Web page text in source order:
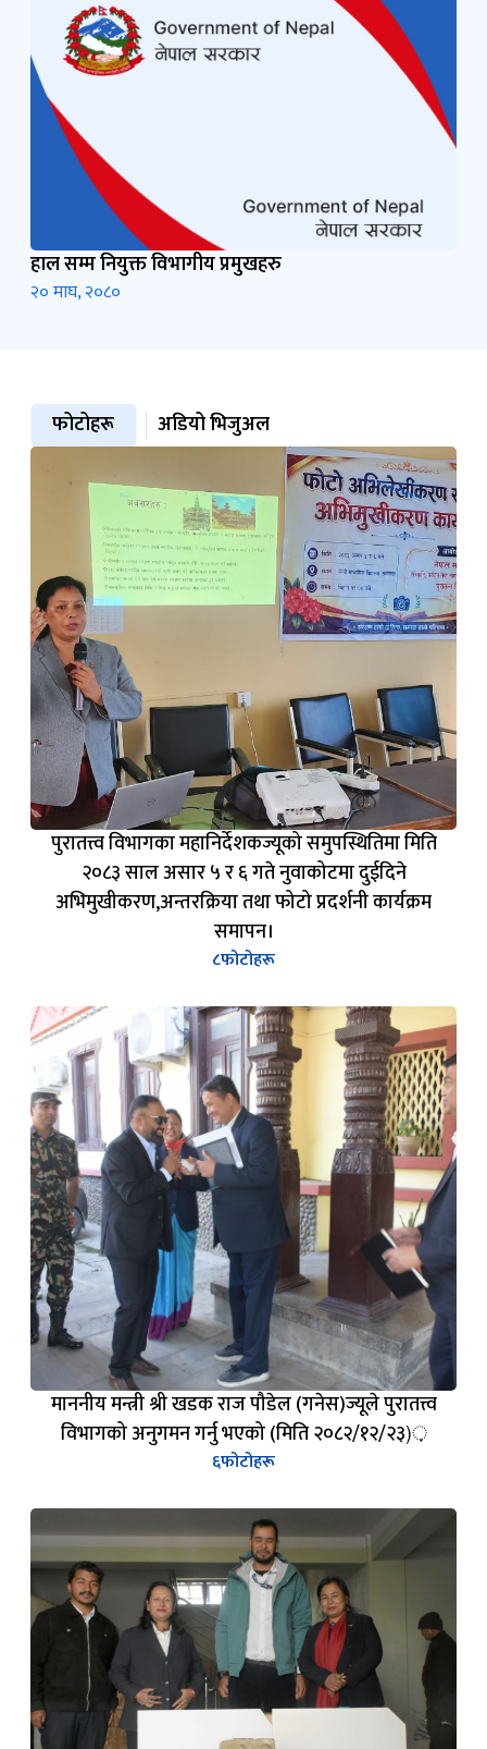
हाल सम्म नियुक्त विभागीय प्रमुखहरु
२० माघ, २०८०
फोटोहरू अडियो भिजुअल
पुरातत्त्व विभागका महानिर्देशकज्यूको समुपस्थितिमा मिति
२०८३ साल असार ५ र ६ गते नुवाकोटमा दुईदिने
अभिमुखीकरण,अन्तरक्रिया तथा फोटो प्रदर्शनी कार्यक्रम
समापन।
८फोटोहरू
माननीय मन्त्री श्री खडक राज पौडेल (गनेस)ज्यूले पुरातत्त्व
विभागको अनुगमन गर्नु भएको (मिति २०८२/१२/२३)़
६फोटोहरू